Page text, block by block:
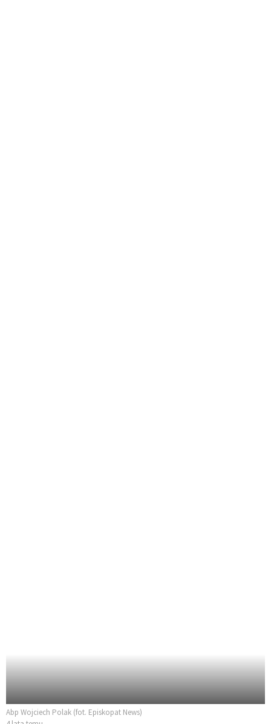
Abp Wojciech Polak (fot. Episkopat News)